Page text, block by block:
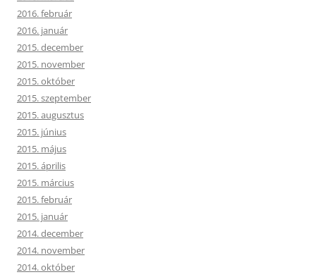
2016. február
2016. január
2015. december
2015. november
2015. október
2015. szeptember
2015. augusztus
2015. június
2015. május
2015. április
2015. március
2015. február
2015. január
2014. december
2014. november
2014. október